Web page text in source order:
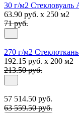
30 г/м2
63.90 руб. x 250 м2
71 руб.
270 г/м2
192.15 руб. x 200 м2
213.50 руб.
57 514.50 руб.
63 559.50 руб.